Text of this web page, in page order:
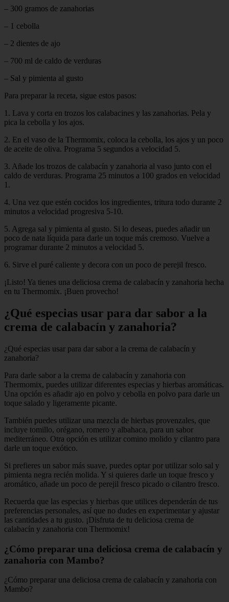
– 300 gramos de zanahorias
– 1 cebolla
– 2 dientes de ajo
– 700 ml de caldo de verduras
– Sal y pimienta al gusto
Para preparar la receta, sigue estos pasos:
1. Lava y corta en trozos los calabacines y las zanahorias. Pela y
pica la cebolla y los ajos.
2. En el vaso de la Thermomix, coloca la cebolla, los ajos y un poco
de aceite de oliva. Programa 5 segundos a velocidad 5.
3. Añade los trozos de calabacín y zanahoria al vaso junto con el
caldo de verduras. Programa 25 minutos a 100 grados en velocidad
1.
4. Una vez que estén cocidos los ingredientes, tritura todo durante 2
minutos a velocidad progresiva 5-10.
5. Agrega sal y pimienta al gusto. Si lo deseas, puedes añadir un
poco de nata líquida para darle un toque más cremoso. Vuelve a
programar durante 2 minutos a velocidad 5.
6. Sirve el puré caliente y decora con un poco de perejil fresco.
¡Listo! Ya tienes una deliciosa crema de calabacín y zanahoria hecha
en tu Thermomix. ¡Buen provecho!
¿Qué especias usar para dar sabor a la
crema de calabacín y zanahoria?
¿Qué especias usar para dar sabor a la crema de calabacín y
zanahoria?
Para darle sabor a la crema de calabacín y zanahoria con
Thermomix, puedes utilizar diferentes especias y hierbas aromáticas.
Una opción es añadir ajo en polvo y cebolla en polvo para darle un
toque salado y ligeramente picante.
También puedes utilizar una mezcla de hierbas provenzales, que
incluye tomillo, orégano, romero y albahaca, para un sabor
mediterráneo. Otra opción es utilizar comino molido y cilantro para
darle un toque exótico.
Si prefieres un sabor más suave, puedes optar por utilizar solo sal y
pimienta negra recién molida. Y si quieres darle un toque fresco y
aromático, añade un poco de perejil fresco picado o cilantro fresco.
Recuerda que las especias y hierbas que utilices dependerán de tus
preferencias personales, así que no dudes en experimentar y ajustar
las cantidades a tu gusto. ¡Disfruta de tu deliciosa crema de
calabacín y zanahoria con Thermomix!
¿Cómo preparar una deliciosa crema de calabacín y
zanahoria con Mambo?
¿Cómo preparar una deliciosa crema de calabacín y zanahoria con
Mambo?